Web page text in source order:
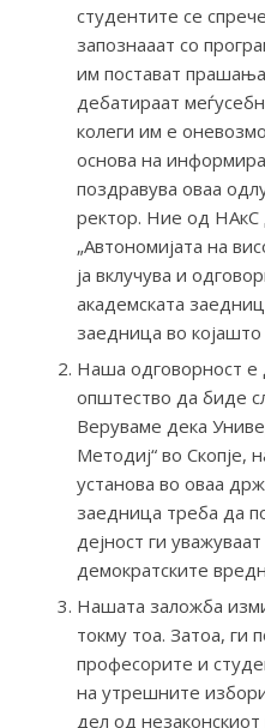
студентите се
запознааат со
им постават
дебатираат
колеги им е
основа на
поздравува оваа
ректор. Ние од НАкС
„Автономијата на
ја вклучува и
академската
заедница во којашто
Наша одговорност е
општество да биде
Веруваме дека
Методиј“ во Скопје,
установа во оваа
заедница треба да
дејност ги
демократските
Нашата заложба
токму тоа. Затоа, ги
професорите и
на утрешните
дел од